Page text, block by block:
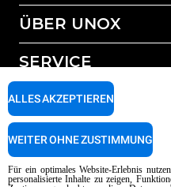
Gesamtes Zubehör
Wasseraufbereitung mit
Wasseraufbereitung durch
ÜBER UNOX
Unsere Standorte weltweit
SERVICE
Unox garantie
Händler Suche
Für ein optimales Website-Erlebnis
personalisierte Inhalte zu zeigen,
ALLES AKZEPTIEREN
WEITER OHNE ZUSTIMMUNG